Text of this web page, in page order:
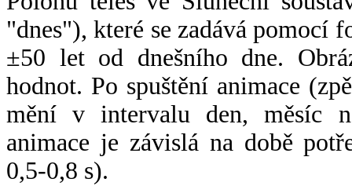
"dnes"), které se zadává pomocí
±50 let od dnešního dne.
hodnot. Po spuštění animace
mění v intervalu den, měsíc
animace je závislá na době
0,5-0,8 s).